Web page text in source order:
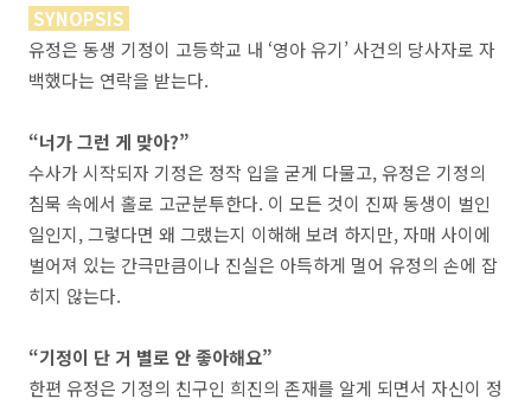
SYNOPSIS
유정은 동생 기정이 고등학교 내 ‘영아 유기’ 사건의 당사자로 자
백했다는 연락을 받는다.
“너가 그런 게 맞아?”
수사가 시작되자 기정은 정작 입을 굳게 다물고, 유정은 기정의
침묵 속에서 홀로 고군분투한다. 이 모든 것이 진짜 동생이 벌인
일인지, 그렇다면 왜 그랬는지 이해해 보려 하지만, 자매 사이에
벌어져 있는 간극만큼이나 진실은 아득하게 멀어 유정의 손에 잡
히지 않는다.
“기정이 단 거 별로 안 좋아해요”
한편 유정은 기정의 친구인 희진의 존재를 알게 되면서 자신이 정